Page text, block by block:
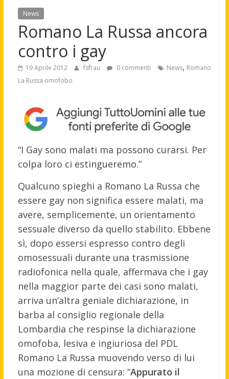
News
Romano La Russa ancora
contro i gay
19 Aprile 2012 fsfrau 0 commenti News, Romano
La Russa omofobo
“I Gay sono malati ma possono curarsi. Per
colpa loro ci estingueremo.”
Qualcuno spieghi a Romano La Russa che
essere gay non significa essere malati, ma
avere, semplicemente, un orientamento
sessuale diverso da quello stabilito. Ebbene
sì, dopo essersi espresso contro degli
omosessuali durante una trasmissione
radiofonica nella quale, affermava che i gay
nella maggior parte dei casi sono malati,
arriva un’altra geniale dichiarazione, in
barba al consiglio regionale della
Lombardia che respinse la dichiarazione
omofoba, lesiva e ingiuriosa del PDL
Romano La Russa muovendo verso di lui
una mozione di censura: “Appurato il